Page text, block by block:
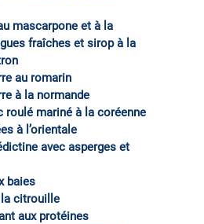
mascarpone et à la
fraîches et sirop à la
au romarin
à la normande
roulé mariné à la coréenne
à l’orientale
avec asperges et
baies
la citrouille
aux protéines